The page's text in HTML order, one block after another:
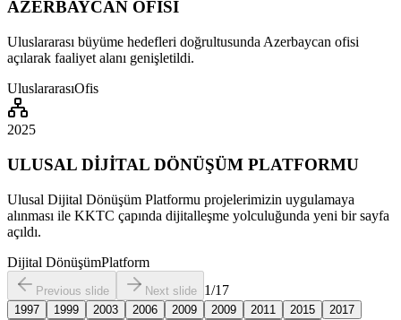
AZERBAYCAN OFİSİ
Uluslararası büyüme hedefleri doğrultusunda Azerbaycan ofisi
açılarak faaliyet alanı genişletildi.
UluslararasıOfis
2025
ULUSAL DİJİTAL DÖNÜŞÜM PLATFORMU
Ulusal Dijital Dönüşüm Platformu projelerimizin uygulamaya
alınması ile KKTC çapında dijitalleşme yolculuğunda yeni bir sayfa
açıldı.
Dijital DönüşümPlatform
Previous slide Next slide 1/17
1997 1999 2003 2006 2009 2009 2011 2015
2017